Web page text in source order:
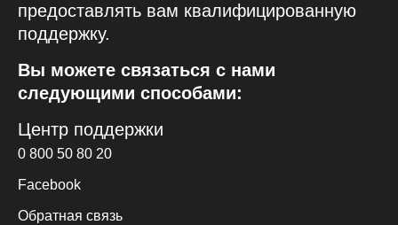
предоставлять вам квалифицированную
поддержку.
Вы можете связаться с нами
следующими способами:
Центр поддержки
0 800 50 80 20
Facebook
Обратная связь